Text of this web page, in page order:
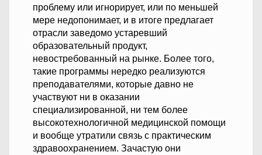
проблему или игнорирует, или по меньшей
мере недопонимает, и в итоге предлагает
отрасли заведомо устаревший
образовательный продукт,
невостребованный на рынке. Более того,
такие программы нередко реализуются
преподавателями, которые давно не
участвуют ни в оказании
специализированной, ни тем более
высокотехнологичной медицинской помощи
и вообще утратили связь с практическим
здравоохранением. Зачастую они